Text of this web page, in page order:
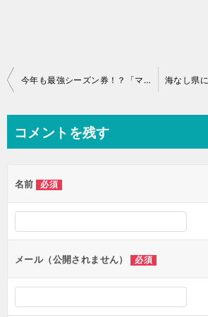
投
ビ
ー
シ
ョ
ン
今年も最強シーズン券！？「マックアース 30」2020
コメントを残す
名前 必須
メール（公開されません） 必須